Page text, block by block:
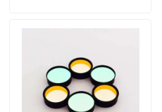
Filtro a banda ottica
Filtro a banda fluorescente